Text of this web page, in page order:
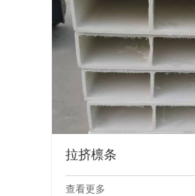
拉挤檩条
查看更多